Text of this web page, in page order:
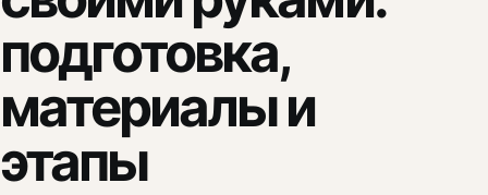
подготовка,
материалы и
этапы